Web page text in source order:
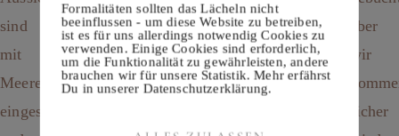
Formalitäten sollten das Lächeln nicht
beeinflussen - um diese Website zu betreiben,
ist es für uns allerdings notwendig Cookies zu
verwenden. Einige Cookies sind erforderlich,
um die Funktionalität zu gewährleisten, andere
brauchen wir für unsere Statistik. Mehr erfährst
Du in unserer Datenschutzerklärung.